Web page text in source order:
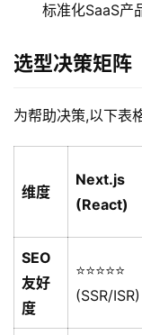
页
产
品
与
服
标准化SaaS产
选型决策矩阵
为帮助决策,以下表
维度
Next.js
(React)
SEO
友好
度
⭐⭐⭐⭐⭐
(SSR/ISR)